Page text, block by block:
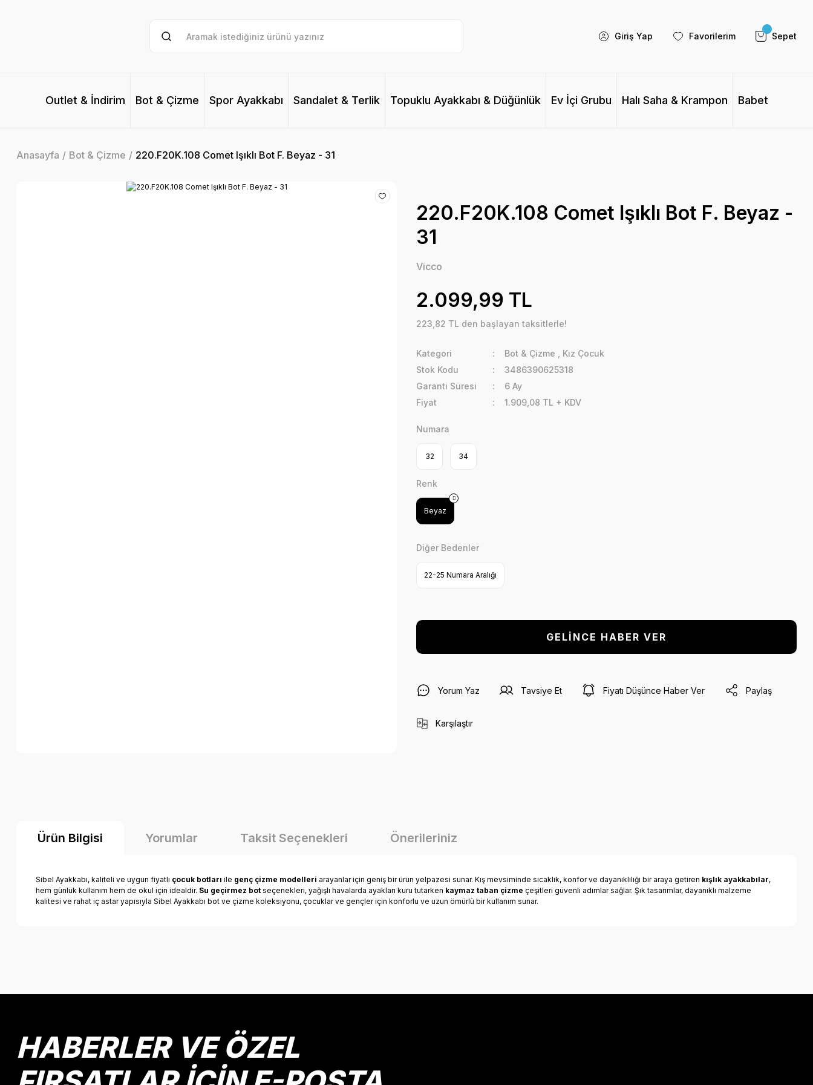
Giriş Yap Favorilerim Sepet
Outlet & İndirim Bot & Çizme Spor Ayakkabı Sandalet & Terlik Topuklu Ayakkabı & Düğünlük Ev İçi Grubu Halı Saha & Krampon Babet
Anasayfa Bot & Çizme 220.F20K.108 Comet Işıklı Bot F. Beyaz - 31
220.F20K.108 Comet Işıklı Bot F. Beyaz -
31
Vicco
2.099,99 TL
223,82 TL den başlayan taksitlerle!
Kategori Bot & Çizme
Kız Çocuk
Stok Kodu
3486390625318
Garanti Süresi
6 Ay
Fiyat
1.909,08 TL + KDV
Numara
32 34
Renk
Beyaz
Diğer Bedenler
22-25 Numara Aralığı
GELİNCE HABER VER
Yorum Yaz Tavsiye Et Fiyatı Düşünce Haber Ver Paylaş
Karşılaştır
Ürün Bilgisi Yorumlar Taksit Seçenekleri Önerileriniz
Sibel Ayakkabı, kaliteli ve uygun fiyatlı çocuk botları ile genç çizme modelleri arayanlar için geniş bir ürün yelpazesi sunar. Kış mevsiminde sıcaklık, konfor ve dayanıklılığı bir araya getiren kışlık ayakkabılar,
hem günlük kullanım hem de okul için idealdir. Su geçirmez bot seçenekleri, yağışlı havalarda ayakları kuru tutarken kaymaz taban çizme çeşitleri güvenli adımlar sağlar. Şık tasarımlar, dayanıklı malzeme
kalitesi ve rahat iç astar yapısıyla Sibel Ayakkabı bot ve çizme koleksiyonu, çocuklar ve gençler için konforlu ve uzun ömürlü bir kullanım sunar.
Ürün resmi kalitesiz, bozuk veya görüntülenemiyor.
Ürün fiyatı diğer sitelerden daha pahalı.
Bu ürüne benzer farklı alternatifler olmalı.
HABERLER VE ÖZEL